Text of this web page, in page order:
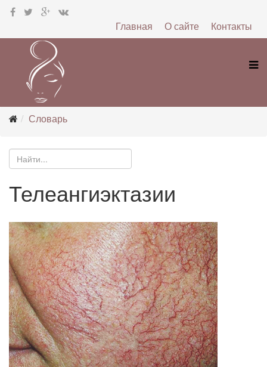
Контакты
О сайте
Главная
Словарь
Телеангиэктазии